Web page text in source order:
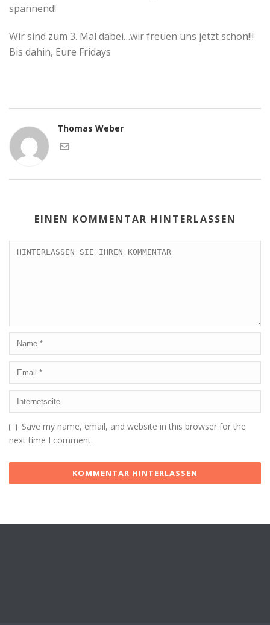
spannend!
Wir sind zum 3. Mal dabei…wir freuen uns jetzt schon!!!
Bis dahin, Eure Fridays
Thomas Weber
EINEN KOMMENTAR HINTERLASSEN
Save my name, email, and website in this browser for the
next time I comment.